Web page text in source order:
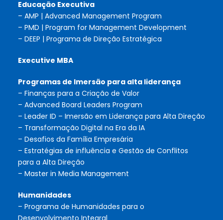
Educação Executiva
– AMP | Advanced Management Program
– PMD | Program for Management Development
– DEEP | Programa de Direção Estratégica
Executive MBA
Programas de Imersão para alta liderança
– Finanças para a Criação de Valor
– Advanced Board Leaders Program
– Leader ID – Imersão em Liderança para Alta Direção
– Transformação Digital na Era da IA
– Desafios da Família Empresária
– Estratégias de influência e Gestão de Conflitos
para a Alta Direção
– Master in Media Management
Humanidades
– Programa de Humanidades para o